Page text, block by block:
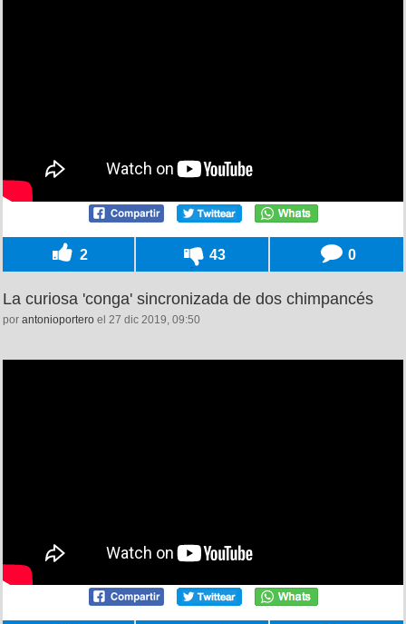
2 43 0
La curiosa 'conga' sincronizada de dos chimpancés
por antonioportero el 27 dic 2019, 09:50